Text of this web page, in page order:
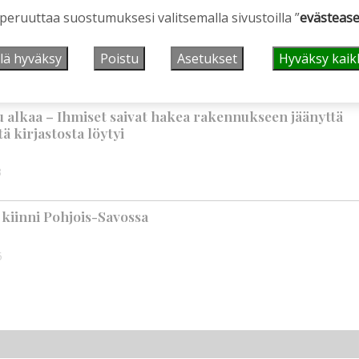
vauhtia käynnissä – Pihalla kaivuutöitä jarruttaa
– Ihmiset saivat hakea rakennukseen jäänyttä
kirjastosta löytyi
Pohjois-Savossa
suostumuksesi valitsemalla sivustoilla ”
hyväksy Poistu Asetukset Hyväksy